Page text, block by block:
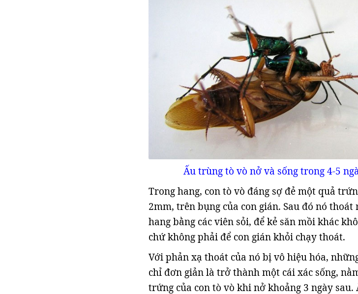
Ấu trùng tò vò nở và sống trong 4-5
Trong hang, con tò vò đáng sợ đẻ một quả
2mm, trên bụng của con gián. Sau đó nó
hang bằng các viên sỏi, để kẻ săn mồi khác
chứ không phải để con gián khỏi chạy thoát.
Với phản xạ thoát của nó bị vô hiệu hóa,
chỉ đơn giản là trở thành một cái xác sống,
trứng của con tò vò khi nở khoảng 3 ngày